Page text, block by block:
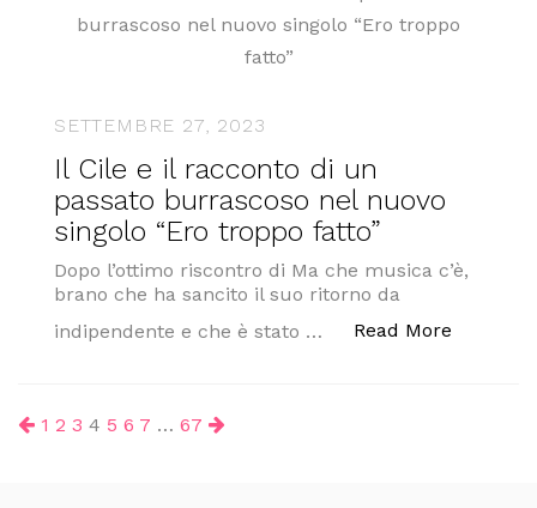
SETTEMBRE 27, 2023
Il Cile e il racconto di un
passato burrascoso nel nuovo
singolo “Ero troppo fatto”
Dopo l’ottimo riscontro di Ma che musica c’è,
brano che ha sancito il suo ritorno da
indipendente e che è stato …
Read More
Paginazione
1 2 3 4 5 6 7 … 67